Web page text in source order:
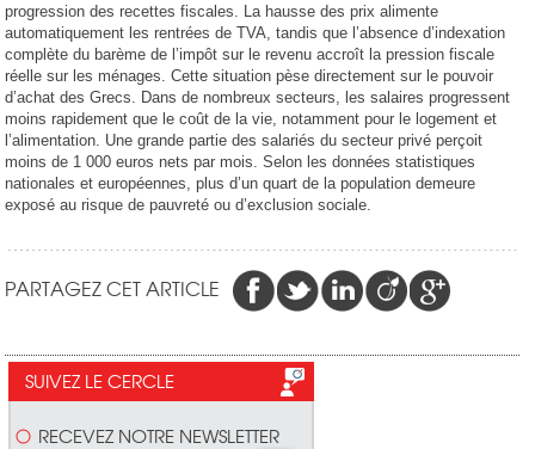
progression des recettes fiscales. La hausse des prix alimente
automatiquement les rentrées de TVA, tandis que l’absence d’indexation
complète du barème de l’impôt sur le revenu accroît la pression fiscale
réelle sur les ménages. Cette situation pèse directement sur le pouvoir
d’achat des Grecs. Dans de nombreux secteurs, les salaires progressent
moins rapidement que le coût de la vie, notamment pour le logement et
l’alimentation. Une grande partie des salariés du secteur privé perçoit
moins de 1 000 euros nets par mois. Selon les données statistiques
nationales et européennes, plus d’un quart de la population demeure
exposé au risque de pauvreté ou d’exclusion sociale.
PARTAGEZ CET ARTICLE
SUIVEZ LE CERCLE
RECEVEZ NOTRE NEWSLETTER